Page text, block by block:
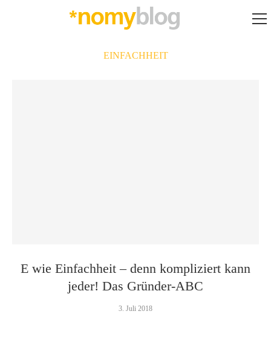
EINFACHHEIT
E wie Einfachheit – denn kompliziert kann
jeder! Das Gründer-ABC
3. Juli 2018